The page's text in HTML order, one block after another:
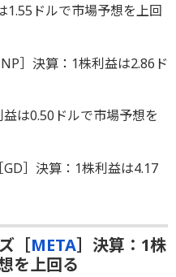
1.55ドルで市場予想を上回
］決算：1株利益は2.86ド
は0.50ドルで市場予想を
］決算：1株利益は4.17
［META］決算：1株
を上回る